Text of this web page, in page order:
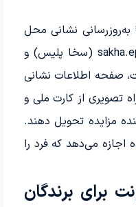
نشانی محل
سکونت خود در سامانه sakha.epolice.ir (سخا پلیس) و
صفحه اطلاعات نشانی
تصویری از کارت ملی و
مزایده تحویل دهند.
اجازه می‌دهد که فرد را
برای برندگان